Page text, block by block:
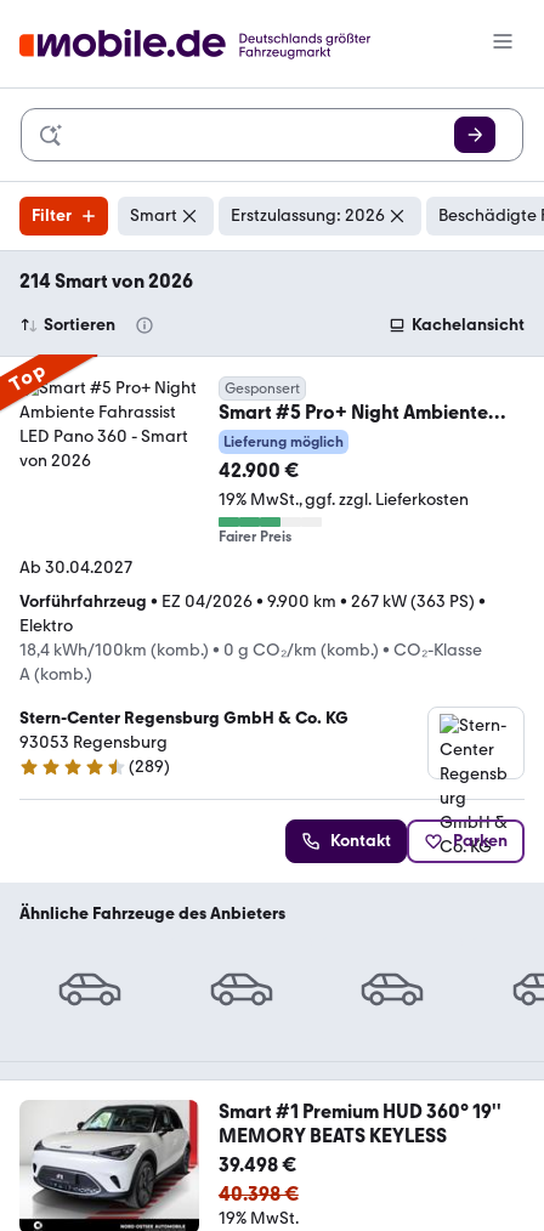
Filter Smart Erstzulassung: 2026 Beschädigte
214 Smart von 2026
Sortieren Kachelansicht
Top Gesponsert
Smart #5 Pro+ Night Ambiente
Fahrassist LED Pano 360
Lieferung möglich
42.900 €
19% MwSt. ggf. zzgl. Lieferkosten
Fairer Preis
Ab 30.04.2027
Vorführfahrzeug • EZ 04/2026• 9.900 km • 267 kW (363 PS) •
Elektro
18,4 kWh/100km (komb.) • 0 g CO₂/km (komb.) • CO₂-Klasse
A (komb.)
Stern-Center Regensburg GmbH & Co. KG
93053 Regensburg
4.7 Sterne
(289)
Kontakt Parken
Ähnliche Fahrzeuge des Anbieters
Smart #1 Premium HUD 360° 19''
MEMORY BEATS KEYLESS
39.498 €
40.398 €
19% MwSt.